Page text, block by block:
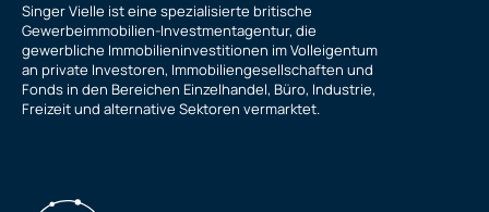
Singer Vielle ist eine spezialisierte britische
Gewerbeimmobilien-Investmentagentur, die
gewerbliche Immobilieninvestitionen im Volleigentum
an private Investoren, Immobiliengesellschaften und
Fonds in den Bereichen Einzelhandel, Büro, Industrie,
Freizeit und alternative Sektoren vermarktet.